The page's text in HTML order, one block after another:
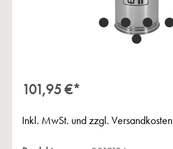
101,95 €*
Inkl. MwSt. und zzgl. Versandkosten